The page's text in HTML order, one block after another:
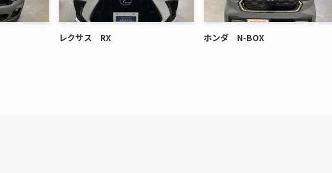
レクサス RX ホンダ N-BOX